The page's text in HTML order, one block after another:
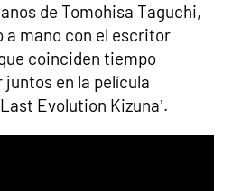
de Tomohisa Taguchi,
a mano con el escritor
coinciden tiempo
en la película
Evolution Kizuna’.